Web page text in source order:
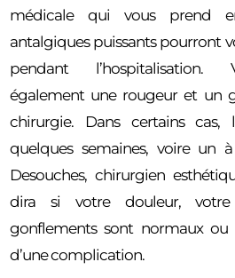
médicale qui vous prend
antalgiques puissants pourront
pendant l’hospitalisation.
également une rougeur et un
chirurgie. Dans certains cas,
quelques semaines, voire un
Desouches, chirurgien
dira si votre douleur,
gonflements sont normaux ou
d’une complication.